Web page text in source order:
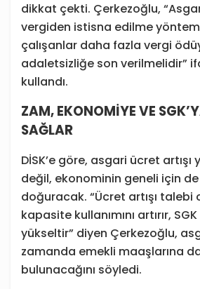
dikkat çekti. Çerkezoğlu,
vergiden istisna edilme
çalışanlar daha fazla vergi
adaletsizliğe son verilmelidir”
kullandı.
ZAM, EKONOMİYE VE
SAĞLAR
DİSK’e göre, asgari ücret artışı
değil, ekonominin geneli için
doğuracak. “Ücret artışı talebi
kapasite kullanımını artırır,
yükseltir” diyen Çerkezoğlu,
zamanda emekli maaşlarına
bulunacağını söyledi.